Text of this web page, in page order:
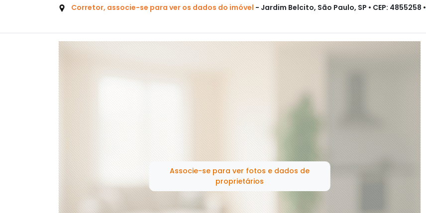
Corretor, associe-se para ver os dados do imóvel - Jardim Belcito, São Paulo, SP • CEP: 4855258 •
Associe-se para ver fotos e dados de
proprietários